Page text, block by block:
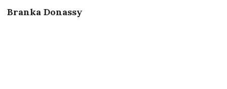
Branka Donassy